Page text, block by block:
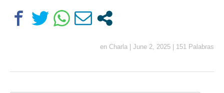
en Charla June 2, 2025 151 Palabras